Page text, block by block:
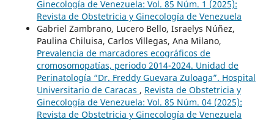
Ginecología de Venezuela: Vol. 85 Núm. 1 (2025):
Revista de Obstetricia y Ginecología de Venezuela
Gabriel Zambrano, Lucero Bello, Israelys Núñez,
Paulina Chiluisa, Carlos Villegas, Ana Milano,
Prevalencia de marcadores ecográficos de
cromosomopatías, periodo 2014-2024. Unidad de
Perinatología “Dr. Freddy Guevara Zuloaga”. Hospital
Universitario de Caracas , Revista de Obstetricia y
Ginecología de Venezuela: Vol. 85 Núm. 04 (2025):
Revista de Obstetricia y Ginecología de Venezuela